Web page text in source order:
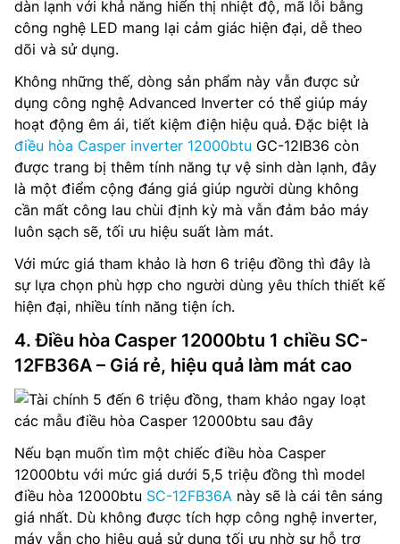
dàn lạnh với khả năng hiển thị nhiệt độ, mã lỗi bằng
công nghệ LED mang lại cảm giác hiện đại, dễ theo
dõi và sử dụng.
Không những thế, dòng sản phẩm này vẫn được sử
dụng công nghệ Advanced Inverter có thể giúp máy
hoạt động êm ái, tiết kiệm điện hiệu quả. Đặc biệt là
điều hòa Casper inverter 12000btu GC-12IB36 còn
được trang bị thêm tính năng tự vệ sinh dàn lạnh, đây
là một điểm cộng đáng giá giúp người dùng không
cần mất công lau chùi định kỳ mà vẫn đảm bảo máy
luôn sạch sẽ, tối ưu hiệu suất làm mát.
Với mức giá tham khảo là hơn 6 triệu đồng thì đây là
sự lựa chọn phù hợp cho người dùng yêu thích thiết kế
hiện đại, nhiều tính năng tiện ích.
4. Điều hòa Casper 12000btu 1 chiều SC-
12FB36A – Giá rẻ, hiệu quả làm mát cao
Nếu bạn muốn tìm một chiếc điều hòa Casper
12000btu với mức giá dưới 5,5 triệu đồng thì model
điều hòa 12000btu SC-12FB36A này sẽ là cái tên sáng
giá nhất. Dù không được tích hợp công nghệ inverter,
máy vẫn cho hiệu quả sử dụng tối ưu nhờ sự hỗ trợ